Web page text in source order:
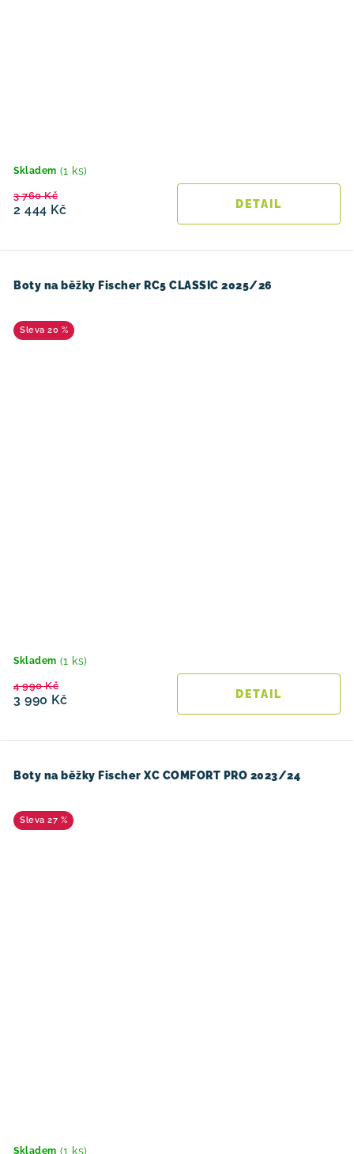
Skladem (1 ks)
2 444 Kč
3 760 Kč
Boty na běžky Fischer RC5 CLASSIC 2025/26
20 %
Skladem (1 ks)
3 990 Kč
4 990 Kč
Boty na běžky Fischer XC COMFORT PRO 2023/24
27 %
Skladem (1 ks)